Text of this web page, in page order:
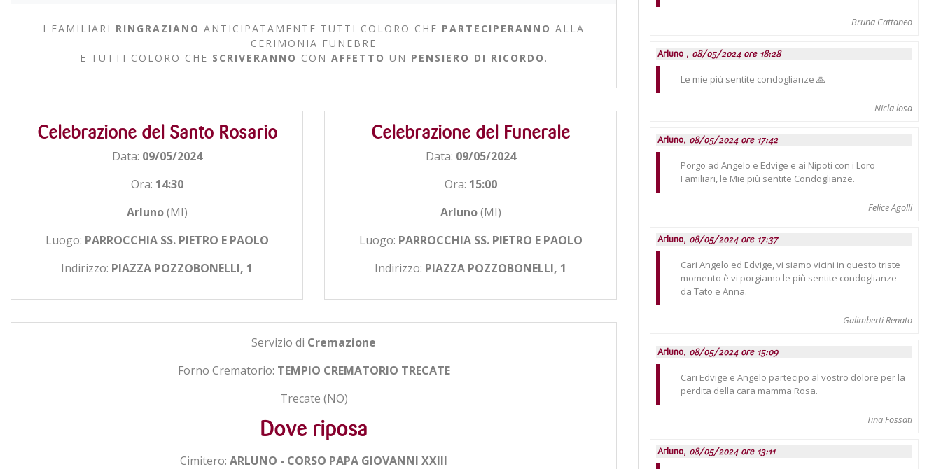
I FAMILIARI RINGRAZIANO ANTICIPATAMENTE TUTTI COLORO CHE PARTECIPERANNO ALLA
CERIMONIA FUNEBRE
E TUTTI COLORO CHE SCRIVERANNO CON AFFETTO UN PENSIERO DI RICORDO .
Celebrazione del Santo Rosario
Data: 09/05/2024
Ora: 14:30
Arluno(MI)
Luogo: PARROCCHIA SS. PIETRO E PAOLO
Indirizzo: PIAZZA POZZOBONELLI, 1
Celebrazione del Funerale
Data: 09/05/2024
Ora: 15:00
Arluno(MI)
Luogo: PARROCCHIA SS. PIETRO E PAOLO
Indirizzo: PIAZZA POZZOBONELLI, 1
Servizio di Cremazione
Forno Crematorio: TEMPIO CREMATORIO TRECATE
Trecate (NO)
Dove riposa
Cimitero: ARLUNO - CORSO PAPA GIOVANNI XXIII
Bruna Cattaneo
Arluno , 08/05/2024 ore 18:28
Le mie più sentite condoglianze 🙏
Nicla losa
Arluno, 08/05/2024 ore 17:42
Porgo ad Angelo e Edvige e ai Nipoti con i Loro
Familiari, le Mie più sentite Condoglianze.
Felice Agolli
Arluno, 08/05/2024 ore 17:37
Cari Angelo ed Edvige, vi siamo vicini in questo triste
momento è vi porgiamo le più sentite condoglianze
da Tato e Anna.
Galimberti Renato
Arluno, 08/05/2024 ore 15:09
Cari Edvige e Angelo partecipo al vostro dolore per la
perdita della cara mamma Rosa.
Tina Fossati
Arluno, 08/05/2024 ore 13:11